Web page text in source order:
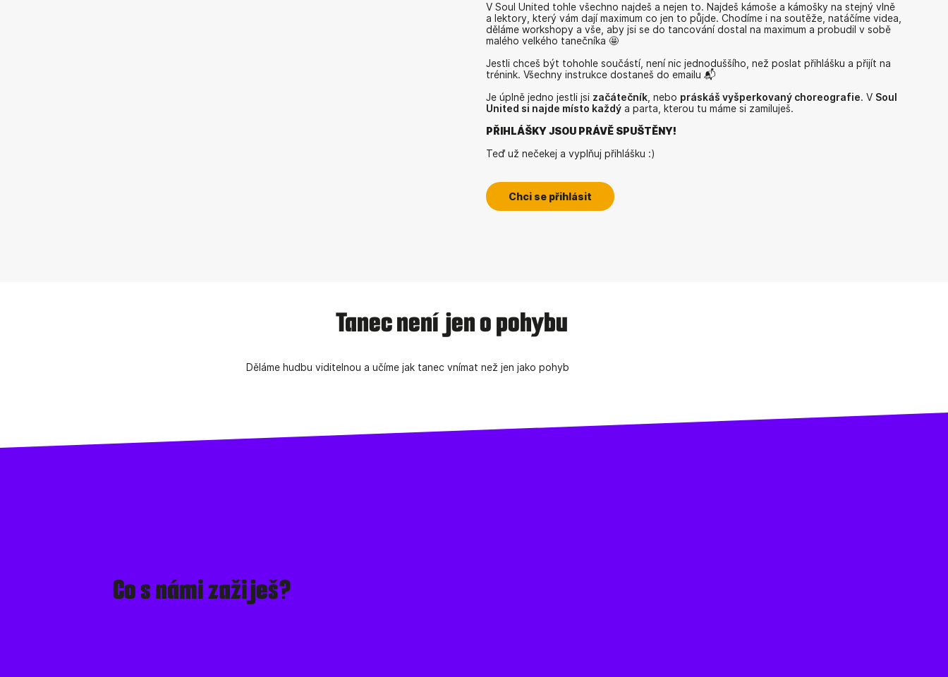
V Soul United tohle všechno najdeš a nejen to. Najdeš kámoše a kámošky na stejný vlně
a lektory, který vám dají maximum co jen to půjde. Chodíme i na soutěže, natáčíme videa,
děláme workshopy a vše, aby jsi se do tancování dostal na maximum a probudil v sobě
malého velkého tanečníka 🤩
Jestli chceš být tohohle součástí, není nic jednoduššího, než poslat přihlášku a přijít na
trénink. Všechny instrukce dostaneš do emailu 📬
Je úplně jedno jestli jsi začátečník, nebo práskáš vyšperkovaný choreografie. V Soul
United si najde místo každýa parta, kterou tu máme si zamiluješ.
PŘIHLÁŠKY JSOU PRÁVĚ SPUŠTĚNY!
Teď už nečekej a vyplňuj přihlášku :)
Chci se přihlásit
Tanec není jen o pohybu
Děláme hudbu viditelnou a učíme jak tanec vnímat než jen jako pohyb
Co s námi zažiješ?